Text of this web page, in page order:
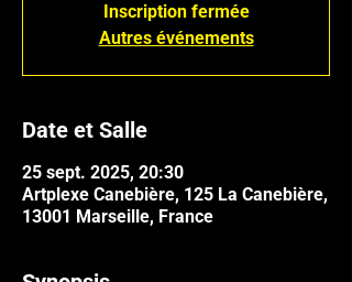
Inscription fermée
Autres événements
Date et Salle
25 sept. 2025, 20:30
Artplexe Canebière, 125 La Canebière,
13001 Marseille, France